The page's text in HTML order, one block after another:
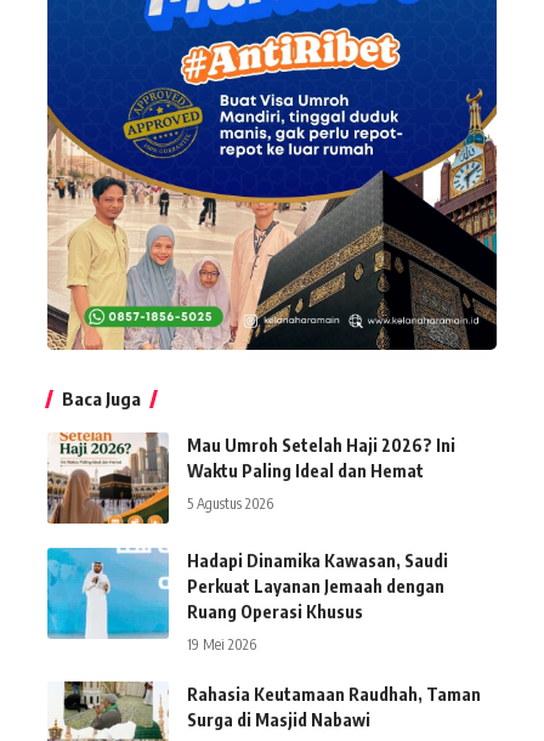
Baca Juga
Mau Umroh Setelah Haji 2026? Ini
Waktu Paling Ideal dan Hemat
5 Agustus 2026
Hadapi Dinamika Kawasan, Saudi
Perkuat Layanan Jemaah dengan
Ruang Operasi Khusus
19 Mei 2026
Rahasia Keutamaan Raudhah, Taman
Surga di Masjid Nabawi